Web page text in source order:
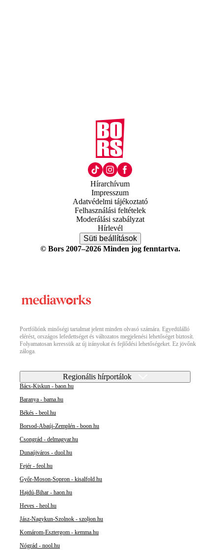
Hírarchívum
Impresszum
Adatvédelmi tájékoztató
Felhasználási feltételek
Moderálási szabályzat
Hírlevél
Süti beállítások
© Bors 2007–2026 Minden jog fenntartva.
Portfóliónk minőségi tartalmat jelent minden olvasó számára. Egyedülálló
elérést, országos lefedettséget és változatos megjelenési lehetőséget biztosít.
Folyamatosan keressük az új irányokat és fejlődési lehetőségeket. Ez jövőnk
záloga.
Regionális hírportálok
Bács-Kiskun - baon.hu
Baranya - bama.hu
Békés - beol.hu
Borsod-Abaúj-Zemplén - boon.hu
Csongrád - delmagyar.hu
Dunaújváros - duol.hu
Fejér - feol.hu
Győr-Moson-Sopron - kisalfold.hu
Hajdú-Bihar - haon.hu
Heves - heol.hu
Jász-Nagykun-Szolnok - szoljon.hu
Komárom-Esztergom - kemma.hu
Nógrád - nool.hu